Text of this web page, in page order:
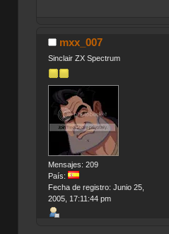
mxx_007
Sinclair ZX Spectrum
Mensajes: 209
País:
Fecha de registro: Junio 25,
2005, 17:11:44 pm